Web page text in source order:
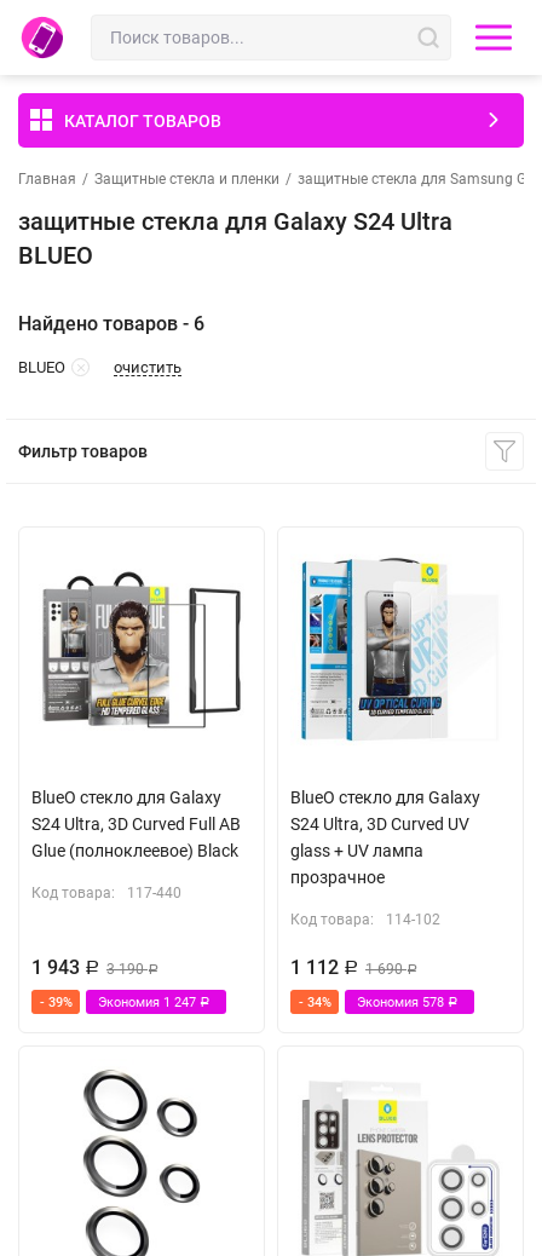
КАТАЛОГ ТОВАРОВ
Главная / Защитные стекла и пленки / защитные стекла для Samsung
защитные стекла для Galaxy S24 Ultra
BLUEO
Найдено товаров - 6
BLUEO очистить
Фильтр товаров
BlueO стекло для Galaxy
S24 Ultra, 3D Curved Full AB
Glue (полноклеевое) Black
Код товара: 117-440
1 943 Р 3 190Р
- 39% Экономия 1 247 Р
BlueO стекло для Galaxy
S24 Ultra, 3D Curved UV
glass + UV лампа
прозрачное
Код товара: 114-102
1 112 Р 1 690Р
- 34% Экономия 578 Р